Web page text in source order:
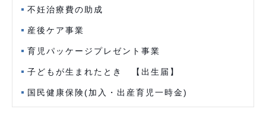
不妊治療費の助成
産後ケア事業
育児パッケージプレゼント事業
子どもが生まれたとき 【出生届】
国民健康保険(加入・出産育児一時金)